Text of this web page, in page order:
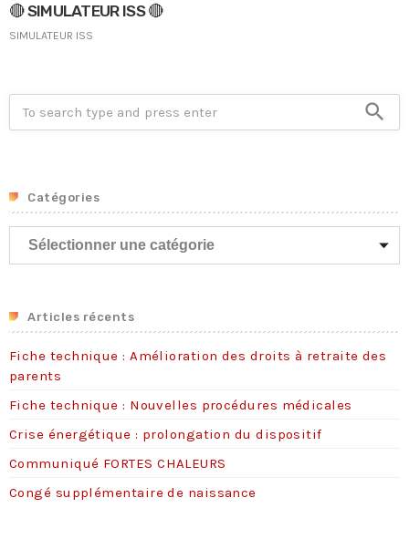
Fiche technique : Amélioration des droits à retraite des parents
9 juillet 2026
Communiqué FORTES CHALEURS
Congé supplémentaire de naissance
3 juillet 2026
🔴 SIMULATEUR ISS 🔴
SIMULATEUR ISS
search
Catégories
g
o
r
i
Articles récents
Fiche technique : Amélioration des droits à retraite des
parents
Fiche technique : Nouvelles procédures médicales
Crise énergétique : prolongation du dispositif
Communiqué FORTES CHALEURS
Congé supplémentaire de naissance